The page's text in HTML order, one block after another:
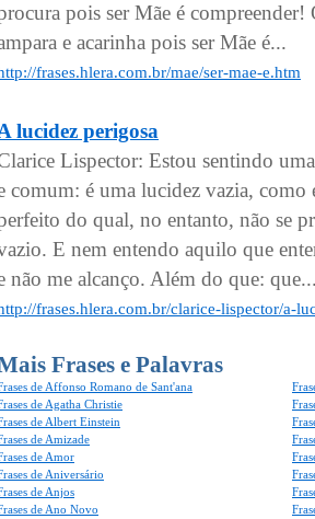
pois ser Mãe é
e acarinha pois ser Mãe é...
frases.hlera.com.br/mae/ser-mae-e.htm
lucidez perigosa
Lispector: Estou sentindo
comum: é uma lucidez vazia,
do qual, no entanto, não se
E nem entendo aquilo que
não me alcanço. Além do que:
frases.hlera.com.br/clarice-lispector/a-
Frases e Palavras
de Affonso Romano de Sant'ana
de Agatha Christie
de Albert Einstein
de Amizade
de Amor
de Aniversário
de Anjos
de Ano Novo